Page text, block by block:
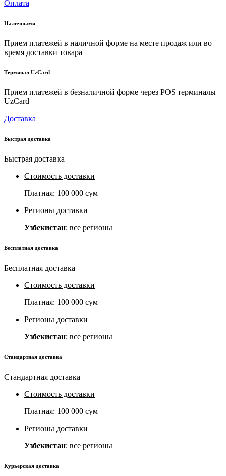
Оплата
Наличными
Прием платежей в наличной форме на месте продаж или во
время доставки товара
Терминал UzCard
Прием платежей в безналичной форме через POS терминалы
UzCard
Доставка
Быстрая доставка
Быстрая доставка
Стоимость доставки
Платная: 100 000 сум
Регионы доставки
Узбекистан: все регионы
Бесплатная доставка
Бесплатная доставка
Стоимость доставки
Платная: 100 000 сум
Регионы доставки
Узбекистан: все регионы
Стандартная доставка
Стандартная доставка
Стоимость доставки
Платная: 100 000 сум
Регионы доставки
Узбекистан: все регионы
Курьерская доставка